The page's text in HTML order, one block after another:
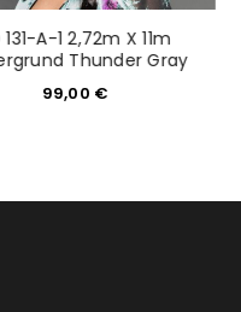
131-A-1 2,72m X 11m
Thunder Gray
99,00 €